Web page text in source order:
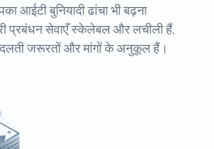
आईटी बुनियादी ढांचा भी बढ़ना
प्रबंधन सेवाएँ स्केलेबल और लचीली हैं,
जरूरतों और मांगों के अनुकूल हैं।